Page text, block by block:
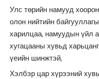
Улс төрийн намууд
олон нийтийн
харилцаа, намуудын үйл
хугацааны хувьд
үеийн шинжтэй,
Хэлбэр цар хүрээний